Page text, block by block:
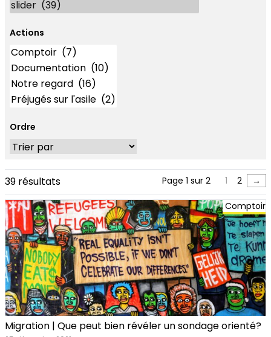
Actions
Actions
Ordre
39 résultats Page 1 sur 2 1 2 →
Comptoir
Migration | Que peut bien révéler un sondage orienté?